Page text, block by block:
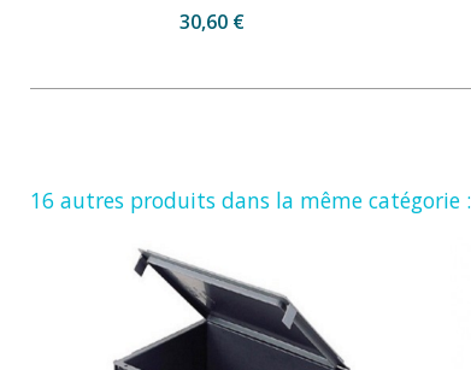
30,60 €
16 autres produits dans la même catégorie :